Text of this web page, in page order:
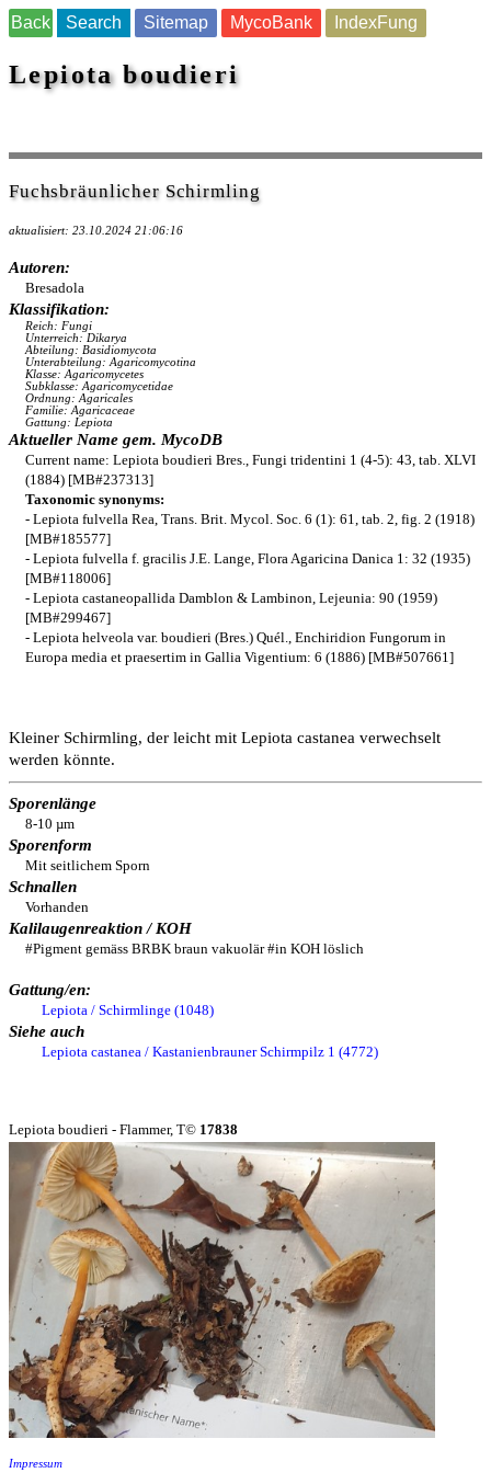
Back Search Sitemap MycoBank IndexFung
Lepiota boudieri
Fuchsbräunlicher Schirmling
aktualisiert: 23.10.2024 21:06:16
Autoren:
Bresadola
Klassifikation:
Reich: Fungi
Unterreich: Dikarya
Abteilung: Basidiomycota
Unterabteilung: Agaricomycotina
Klasse: Agaricomycetes
Subklasse: Agaricomycetidae
Ordnung: Agaricales
Familie: Agaricaceae
Gattung: Lepiota
Aktueller Name gem. MycoDB
Current name: Lepiota boudieri Bres., Fungi tridentini 1 (4-5): 43, tab. XLVI
(1884) [MB#237313]
Taxonomic synonyms:
- Lepiota fulvella Rea, Trans. Brit. Mycol. Soc. 6 (1): 61, tab. 2, fig. 2 (1918)
[MB#185577]
- Lepiota fulvella f. gracilis J.E. Lange, Flora Agaricina Danica 1: 32 (1935)
[MB#118006]
- Lepiota castaneopallida Damblon & Lambinon, Lejeunia: 90 (1959)
[MB#299467]
- Lepiota helveola var. boudieri (Bres.) Quél., Enchiridion Fungorum in
Europa media et praesertim in Gallia Vigentium: 6 (1886) [MB#507661]
Kleiner Schirmling, der leicht mit Lepiota castanea verwechselt
werden könnte.
Sporenlänge
8-10 µm
Sporenform
Mit seitlichem Sporn
Schnallen
Vorhanden
Kalilaugenreaktion / KOH
#Pigment gemäss BRBK braun vakuolär #in KOH löslich
Gattung/en:
Lepiota / Schirmlinge (1048)
Siehe auch
Lepiota castanea / Kastanienbrauner Schirmpilz 1 (4772)
Lepiota boudieri - Flammer, T© 17838
Impressum